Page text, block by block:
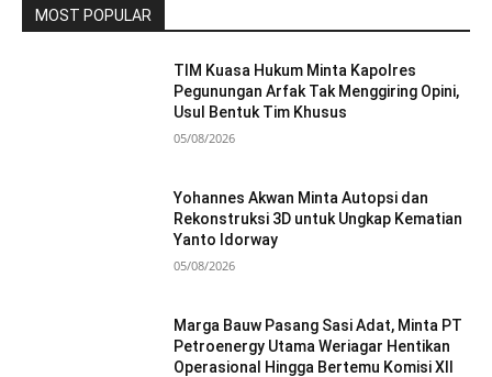
MOST POPULAR
TIM Kuasa Hukum Minta Kapolres
Pegunungan Arfak Tak Menggiring Opini,
Usul Bentuk Tim Khusus
05/08/2026
Yohannes Akwan Minta Autopsi dan
Rekonstruksi 3D untuk Ungkap Kematian
Yanto Idorway
05/08/2026
Marga Bauw Pasang Sasi Adat, Minta PT
Petroenergy Utama Weriagar Hentikan
Operasional Hingga Bertemu Komisi XII